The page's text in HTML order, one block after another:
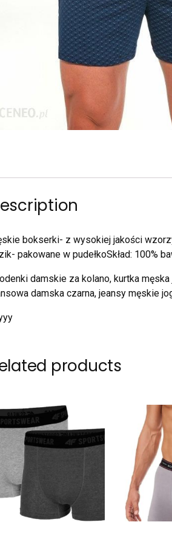
bokserki- z wysokiej jakości
pakowane w pudełkoSkład: 100%
damskie za kolano, kurtka
damska czarna, jeansy męskie
products